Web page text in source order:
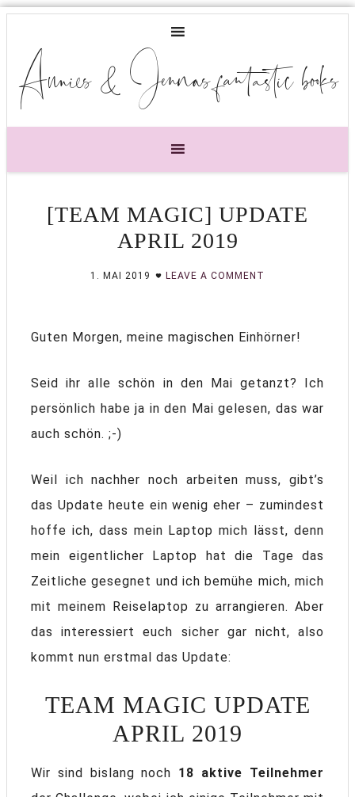
Annies & Jennas fantastic books
[TEAM MAGIC] UPDATE
APRIL 2019
1. MAI 2019 LEAVE A COMMENT
Guten Morgen, meine magischen Einhörner!
Seid ihr alle schön in den Mai getanzt? Ich
persönlich habe ja in den Mai gelesen, das war
auch schön. ;-)
Weil ich nachher noch arbeiten muss, gibt’s
das Update heute ein wenig eher – zumindest
hoffe ich, dass mein Laptop mich lässt, denn
mein eigentlicher Laptop hat die Tage das
Zeitliche gesegnet und ich bemühe mich, mich
mit meinem Reiselaptop zu arrangieren. Aber
das interessiert euch sicher gar nicht, also
kommt nun erstmal das Update:
TEAM MAGIC UPDATE
APRIL 2019
Wir sind bislang noch 18 aktive Teilnehmer